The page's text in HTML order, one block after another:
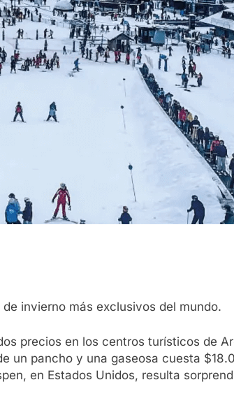
invierno más exclusivos del mundo.
precios en los centros turísticos de
un pancho y una gaseosa cuesta
en Estados Unidos, resulta